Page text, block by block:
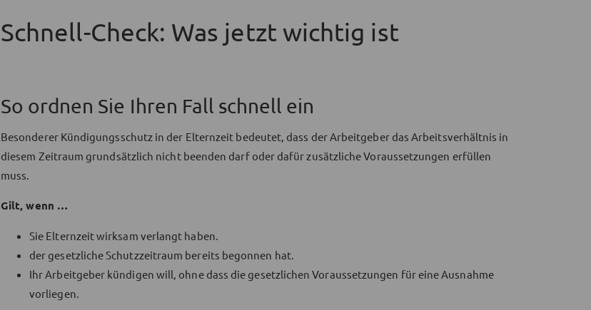
Schnell-Check: Was jetzt wichtig ist
So ordnen Sie Ihren Fall schnell ein
Besonderer Kündigungsschutz in der Elternzeit bedeutet, dass der Arbeitgeber das Arbeitsverhältnis in
diesem Zeitraum grundsätzlich nicht beenden darf oder dafür zusätzliche Voraussetzungen erfüllen
muss.
Gilt, wenn …
Sie Elternzeit wirksam verlangt haben.
der gesetzliche Schutzzeitraum bereits begonnen hat.
Ihr Arbeitgeber kündigen will, ohne dass die gesetzlichen Voraussetzungen für eine Ausnahme
vorliegen.